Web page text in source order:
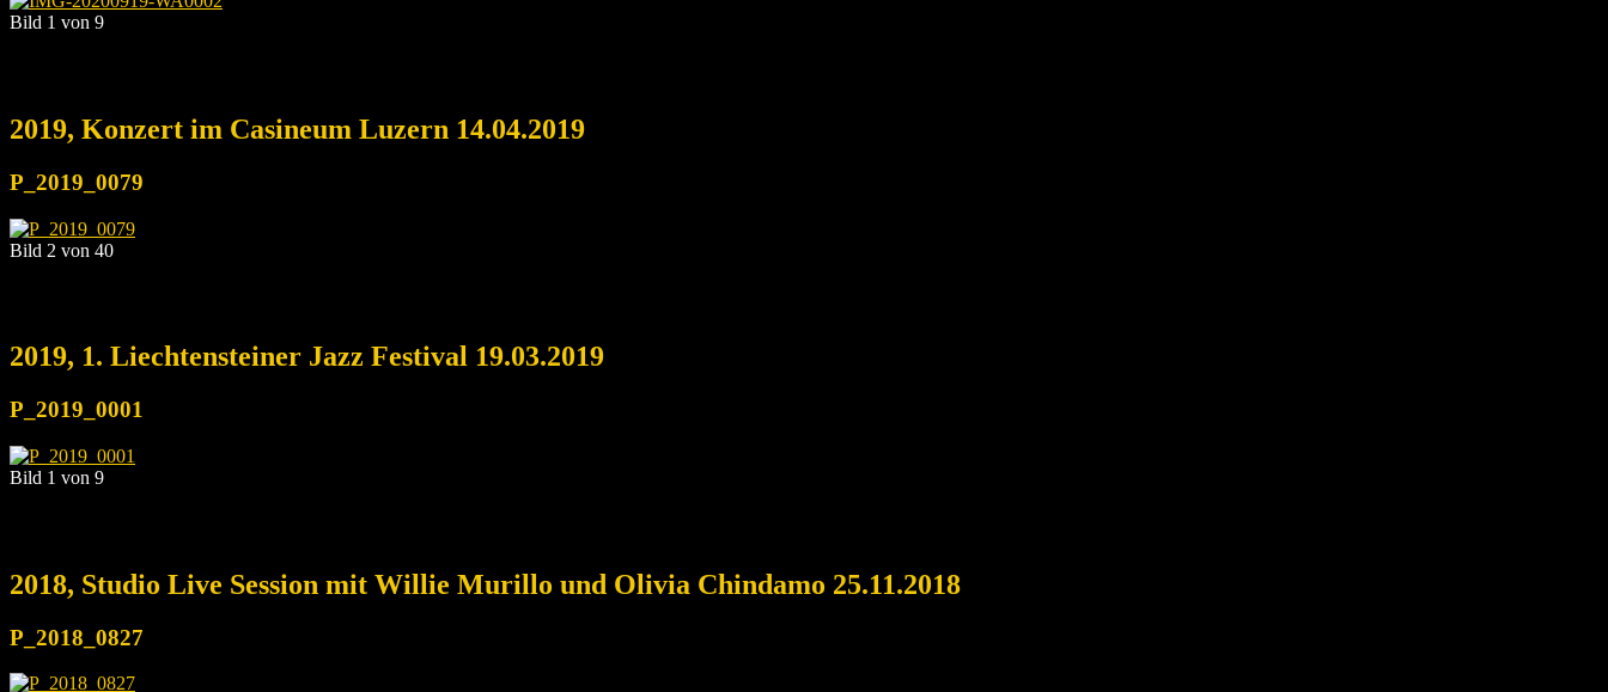
Bild 1 von 9
2019, Konzert im Casineum Luzern 14.04.2019
P_2019_0079
Bild 2 von 40
2019, 1. Liechtensteiner Jazz Festival 19.03.2019
P_2019_0001
Bild 1 von 9
2018, Studio Live Session mit Willie Murillo und Olivia Chindamo 25.11.2018
P_2018_0827